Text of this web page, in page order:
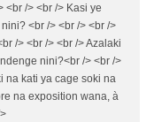
<br /> <br /> Kasi ye
<br /> <br /> <br />
/> <br /> <br /> Azalaki
nini?<br /> <br />
na kati ya cage soki na
na exposition wana, à